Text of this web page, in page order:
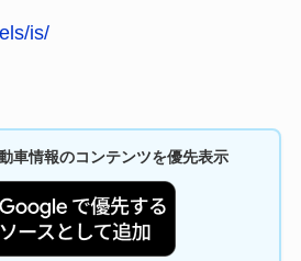
is/
車情報のコンテンツを優先表示